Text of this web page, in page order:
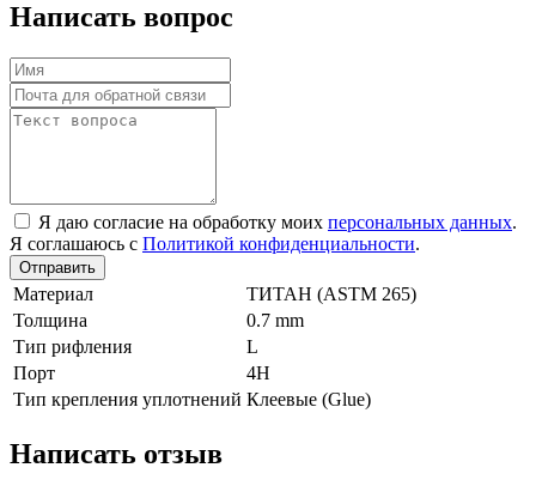
Написать вопрос
Я даю согласие на обработку моих персональных данных.
Я соглашаюсь с Политикой конфиденциальности.
Отправить
Материал
TИТАН (ASTM 265)
Толщина
0.7 mm
Тип рифления
L
Порт
4Н
Тип крепления уплотнений Клеевые (Glue)
Написать отзыв